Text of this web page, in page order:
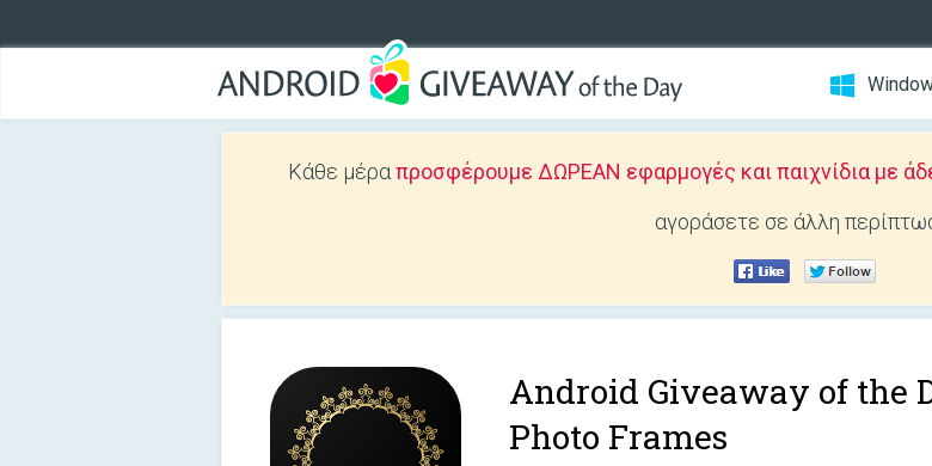
Κάθε μέραπροσφέρουμε ΔΩΡΕΑΝ εφαρμογές και παιχνίδια με
αγοράσετε σε άλλη
Android Giveaway of the
Photo Frames